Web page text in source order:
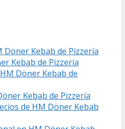
Döner Kebab de Pizzería
Kebab de Pizzería
Döner Kebab de
Kebab de Pizzería
de HM Döner Kebab